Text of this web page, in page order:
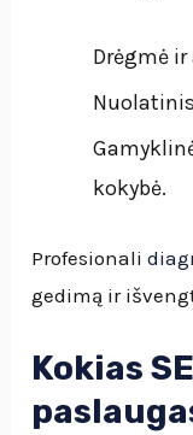
Drėgmė
kokybė.
Profesionali
gedimą ir
Kokias